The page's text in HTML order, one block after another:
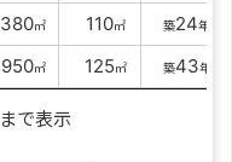
380㎡ 110㎡ 築24年
950㎡ 125㎡ 築43年
で表示